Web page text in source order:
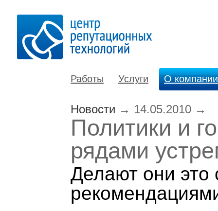
Работы Услуги О компании
Новости → 14.05.2010 →
Политики и
рядами
Делают они это